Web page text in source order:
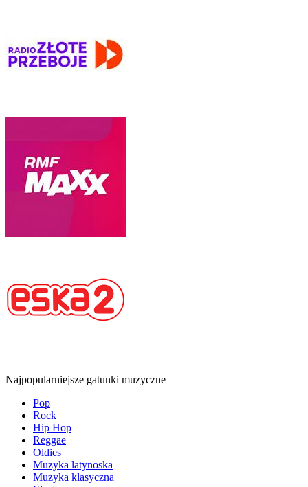
Najpopularniejsze gatunki muzyczne
Pop
Rock
Hip Hop
Reggae
Oldies
Muzyka latynoska
Muzyka klasyczna